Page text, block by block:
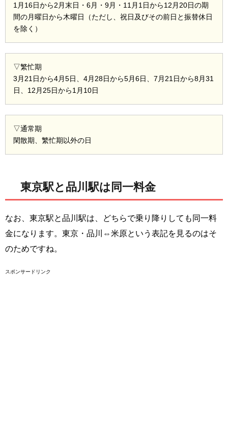
1月16日から2月末日・6月・9月・11月1日から12月20日の期
間の月曜日から木曜日（ただし、祝日及びその前日と振替休日
を除く）
▽繁忙期
3月21日から4月5日、4月28日から5月6日、7月21日から8月31
日、12月25日から1月10日
▽通常期
閑散期、繁忙期以外の日
東京駅と品川駅は同一料金
なお、東京駅と品川駅は、どちらで乗り降りしても同一料
金になります。東京・品川⇔米原という表記を見るのはそ
のためですね。
スポンサードリンク